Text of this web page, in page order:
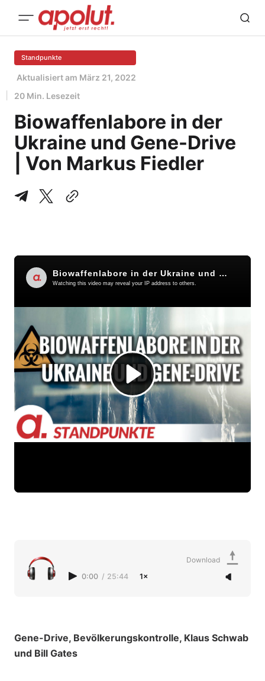
Standpunkte
Aktualisiert am März 21, 2022
20 Min. Lesezeit
Biowaffenlabore in der
Ukraine und Gene-Drive
| Von Markus Fiedler
0:00 / 25:44 1×
Download
Gene-Drive, Bevölkerungskontrolle, Klaus Schwab
und Bill Gates